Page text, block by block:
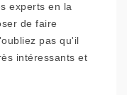
experts en la
de faire
pas qu'il
intéressants et